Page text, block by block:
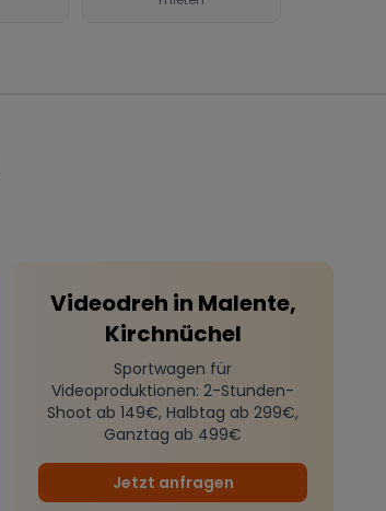
Videodreh in Malente,
Kirchnüchel
Sportwagen für
Videoproduktionen: 2-Stunden-
Shoot ab 149€, Halbtag ab 299€,
Ganztag ab 499€
Jetzt anfragen